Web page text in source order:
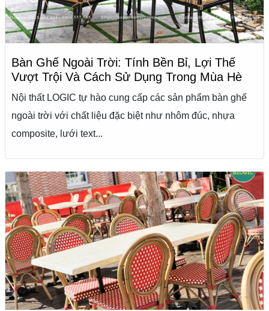
Bàn Ghế Ngoài Trời: Tính Bền Bỉ, Lợi Thế
Vượt Trội Và Cách Sử Dụng Trong Mùa Hè
Nội thất LOGIC tự hào cung cấp các sản phẩm bàn ghế
ngoài trời với chất liệu đặc biệt như nhôm đúc, nhựa
composite, lưới text...